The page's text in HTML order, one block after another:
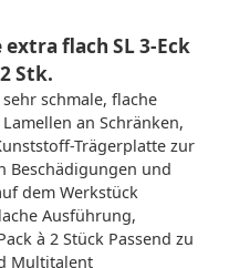
flach SL 3-Eck
Stk.
schmale, flache
an Schränken,
Trägerplatte zur
Beschädigungen und
dem Werkstück
Ausführung,
à 2 Stück Passend zu
Multitalent